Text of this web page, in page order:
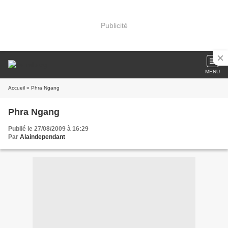
Publicité
MENU
Accueil » Phra Ngang
Phra Ngang
Publié le 27/08/2009 à 16:29
Par Alaindependant